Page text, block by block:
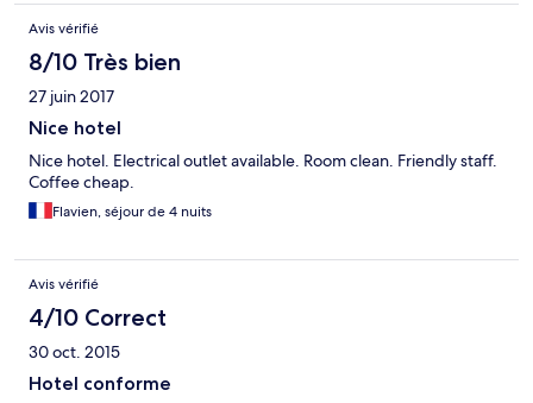
ッフさんの対応が素晴らしい。 収納スペースはたくさんある。
シャワースペースは物をおく棚がないのでS字フックなどで引っ
掛けると便利でした。 パジャマやくしなどはありませんが、シ
ャンプーリンス、ボディーソープありました。 食事する小さい
テーブルしかないので、食事はしずらかったです。
Avis vérifié
8/10 Très bien
27 juin 2017
Nice hotel
Nice hotel. Electrical outlet available. Room clean. Friendly staff.
Coffee cheap.
Flavien, séjour de 4 nuits
Avis vérifié
4/10 Correct
30 oct. 2015
Hotel conforme